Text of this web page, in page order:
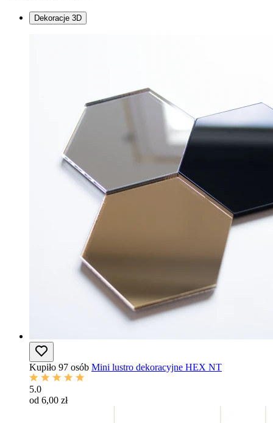
Dekoracje 3D
Kupiło 97 osób Mini lustro dekoracyjne HEX NT
5.0
od 6,00 zł